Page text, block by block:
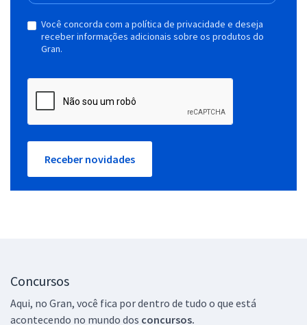
Você concorda com a política de privacidade e deseja
receber informações adicionais sobre os produtos do
Gran.
Receber novidades
Concursos
Aqui, no Gran, você fica por dentro de tudo o que está
acontecendo no mundo dos concursos.